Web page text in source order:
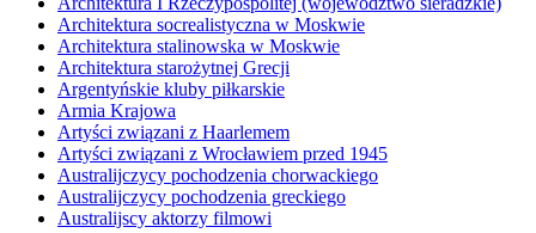
Architektura socrealistyczna w Moskwie
Architektura stalinowska w Moskwie
Architektura starożytnej Grecji
Argentyńskie kluby piłkarskie
Armia Krajowa
Artyści związani z Haarlemem
Artyści związani z Wrocławiem przed 1945
Australijczycy pochodzenia chorwackiego
Australijczycy pochodzenia greckiego
Australijscy aktorzy filmowi